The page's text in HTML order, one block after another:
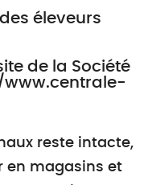
éleveurs
de la Société
www.centrale-
reste intacte,
en magasins et